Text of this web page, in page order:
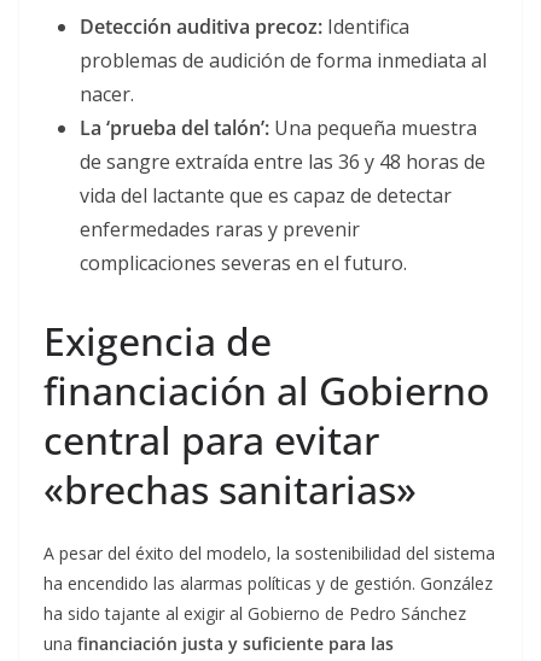
Detección auditiva precoz: Identifica
problemas de audición de forma inmediata al
nacer.
La ‘prueba del talón’: Una pequeña muestra
de sangre extraída entre las 36 y 48 horas de
vida del lactante que es capaz de detectar
enfermedades raras y prevenir
complicaciones severas en el futuro.
Exigencia de
financiación al Gobierno
central para evitar
«brechas sanitarias»
A pesar del éxito del modelo, la sostenibilidad del sistema
ha encendido las alarmas políticas y de gestión. González
ha sido tajante al exigir al Gobierno de Pedro Sánchez
una financiación justa y suficiente para las